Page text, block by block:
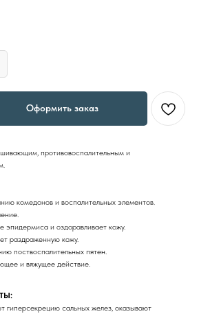
Оформить заказ
противовоспалительным и
комедонов и воспалительных элементов.
эпидермиса и оздоравливает кожу.
раздраженную кожу.
поствоспалительных пятен.
и вяжущее действие.
гиперсекрецию сальных желез, оказывают